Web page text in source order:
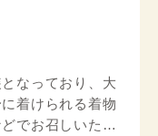
なっており、大
着けられる着物
でお召しいただ